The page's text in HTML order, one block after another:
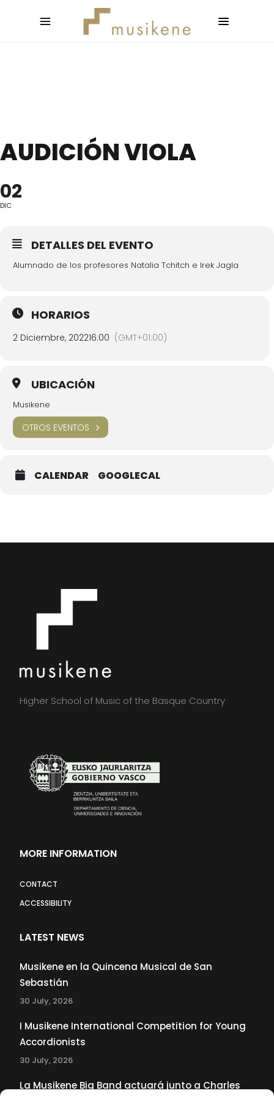
AUDICIÓN VIOLA
02
DIC
DETALLES DEL EVENTO
Alumnado de los profesores Natalia Tchitch e Irek Jagla
HORARIOS
2 Diciembre, 202216:00 (GMT+01:00)
UBICACIÓN
Musikene
OTROS EVENTOS
CALENDAR GOOGLECAL
Higher School of Music of the Basque Country
MORE INFORMATION
CONTACT
ACCESSIBILITY
LATEST NEWS
Musikene en la Quincena Musical de San
Sebastián
30 July, 2026
I Musikene International Competition for Young
Accordionists
30 July, 2026
La Musikene Big Band actuará junto a Charles